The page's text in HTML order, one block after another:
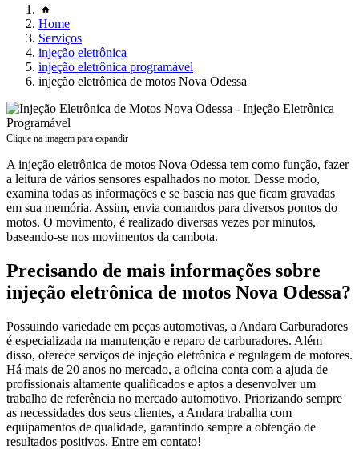
Home
Serviços
injeção eletrônica
injeção eletrônica programável
injeção eletrônica de motos Nova Odessa
Clique na imagem para expandir
A injeção eletrônica de motos Nova Odessa tem como função, fazer
a leitura de vários sensores espalhados no motor. Desse modo,
examina todas as informações e se baseia nas que ficam gravadas
em sua memória. Assim, envia comandos para diversos pontos do
motos. O movimento, é realizado diversas vezes por minutos,
baseando-se nos movimentos da cambota.
Precisando de mais informações sobre
injeção eletrônica de motos Nova Odessa?
Possuindo variedade em peças automotivas, a Andara Carburadores
é especializada na manutenção e reparo de carburadores. Além
disso, oferece serviços de injeção eletrônica e regulagem de motores.
Há mais de 20 anos no mercado, a oficina conta com a ajuda de
profissionais altamente qualificados e aptos a desenvolver um
trabalho de referência no mercado automotivo. Priorizando sempre
as necessidades dos seus clientes, a Andara trabalha com
equipamentos de qualidade, garantindo sempre a obtenção de
resultados positivos. Entre em contato!